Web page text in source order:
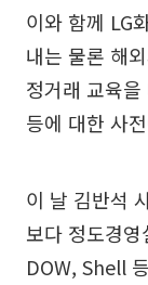
이와 함께 LG
내는 물론 해
정거래 교육
등에 대한 사
이 날 김반석
보다 정도경
DOW, Shell